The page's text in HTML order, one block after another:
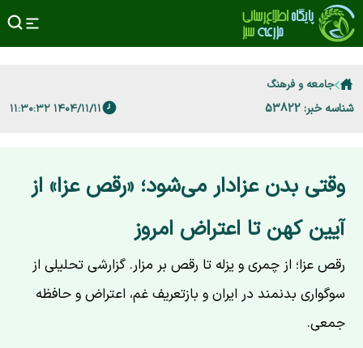
جامعه و فرهنگ
شناسه خبر: 53822 ۱۴۰۴/۱۱/۱۱ ۱۱:۳۰:۳۲
وقتی بدن عزادار می‌شود؛ «رقص عزا» از
آیین کهن تا اعتراض امروز
رقص عزا؛ از چمری و یزله تا رقص بر مزار. گزارشی تحلیلی از
سوگواری بدنمند در ایران و بازتعریف غم، اعتراض و حافظه
جمعی.